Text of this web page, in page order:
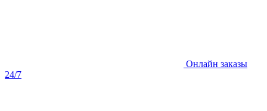
Онлайн заказы
24/7